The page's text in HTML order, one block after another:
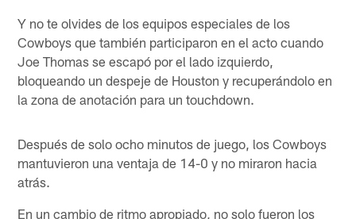
Y no te olvides de los equipos especiales de los
Cowboys que también participaron en el acto cuando
Joe Thomas se escapó por el lado izquierdo,
bloqueando un despeje de Houston y recuperándolo en
la zona de anotación para un touchdown.
Después de solo ocho minutos de juego, los Cowboys
mantuvieron una ventaja de 14-0 y no miraron hacia
atrás.
En un cambio de ritmo apropiado, no solo fueron los